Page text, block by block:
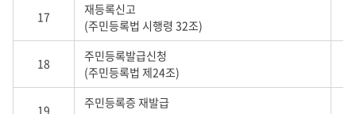
17
재등록신고
(주민등록법 시행령 32조)
18
주민등록발급신청
(주민등록법 제24조)
19
주민등록증 재발급